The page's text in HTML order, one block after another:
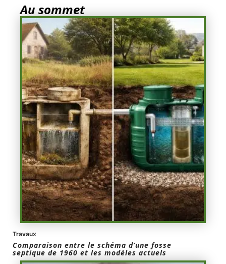
Au sommet
Travaux
Comparaison entre le schéma d’une fosse
septique de 1960 et les modèles actuels